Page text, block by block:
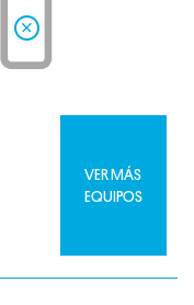
VER MÁS
EQUIPOS